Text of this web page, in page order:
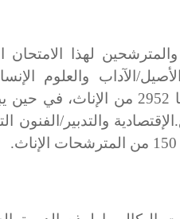
لهذا الامتحان
مترشحة ومترشحة، منها 2952 من